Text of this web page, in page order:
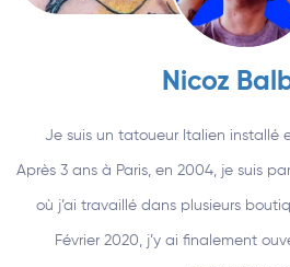
Nicoz
Je suis un tatoueur Italien installé
Après 3 ans à Paris, en 2004, je suis
où j’ai travaillé dans plusieurs
Février 2020, j’y ai finalement